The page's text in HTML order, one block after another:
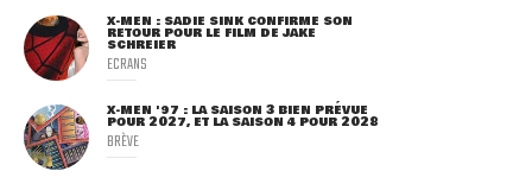
X-MEN : SADIE SINK CONFIRME SON
RETOUR POUR LE FILM DE JAKE
SCHREIER
ECRANS
X-MEN '97 : LA SAISON 3 BIEN PRÉVUE
POUR 2027, ET LA SAISON 4 POUR 2028
BRÈVE